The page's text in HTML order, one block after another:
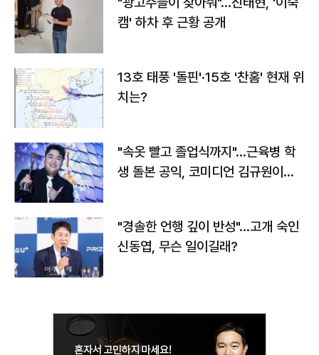
캠' 하차 후 근황 공개
13호 태풍 '돌핀'·15호 '찬홈' 현재 위
치는?
"속옷 빨고 졸업식까지"…근육병 학
생 돌본 공익, 코미디언 김규원이었
"경솔한 언행 깊이 반성"…고개 숙인
신동엽, 무슨 일이길래?